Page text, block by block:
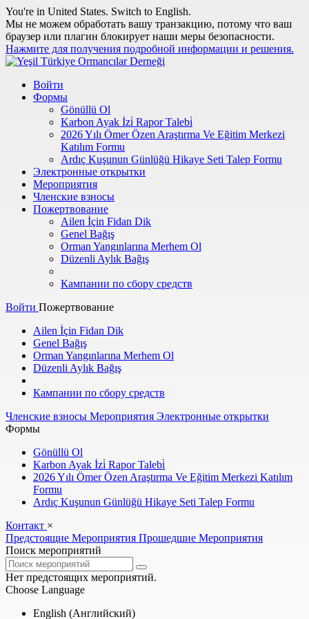
You're in United States. Switch to English.
Мы не можем обработать вашу транзакцию, потому что ваш
браузер или плагин блокирует наши меры безопасности.
Нажмите для получения подробной информации и решения.
Войти
Формы
Gönüllü Ol
Karbon Ayak İzi̇ Rapor Talebi̇
2026 Yılı Ömer Özen Araştırma Ve Eğitim Merkezi
Katılım Formu
Ardıç Kuşunun Günlüğü Hikaye Seti Talep Formu
Электронные открытки
Мероприятия
Членские взносы
Пожертвование
Ailen İçin Fidan Dik
Genel Bağış
Orman Yangınlarına Merhem Ol
Düzenli Aylık Bağış
Кампании по сбору средств
Войти Пожертвование
Ailen İçin Fidan Dik
Genel Bağış
Orman Yangınlarına Merhem Ol
Düzenli Aylık Bağış
Кампании по сбору средств
Членские взносы Мероприятия Электронные открытки
Формы
Gönüllü Ol
Karbon Ayak İzi̇ Rapor Talebi̇
2026 Yılı Ömer Özen Araştırma Ve Eğitim Merkezi Katılım
Formu
Ardıç Kuşunun Günlüğü Hikaye Seti Talep Formu
Контакт ×
Предстоящие Мероприятия Прошедшие Мероприятия
Поиск мероприятий
Нет предстоящих мероприятий.
Choose Language
English (Английский)